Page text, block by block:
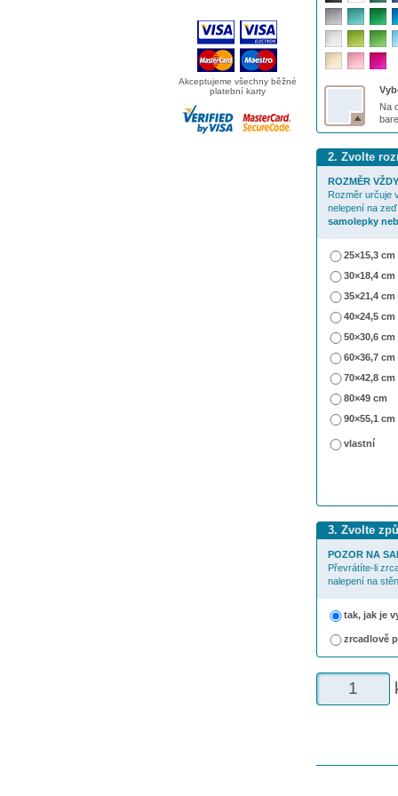
Akceptujeme všechny běžné
platební karty
Na
2. Zvolte
ROZMĚR
Rozměr určuje
nelepení na
samolepky
25×15,3 cm
30×18,4 cm
35×21,4 cm
40×24,5 cm
50×30,6 cm
60×36,7 cm
70×42,8 cm
80×49 cm
90×55,1 cm
vlastní
3. Zvolte
POZOR NA
Převrátíte-li
nalepení na
tak, jak je
zrcadlově